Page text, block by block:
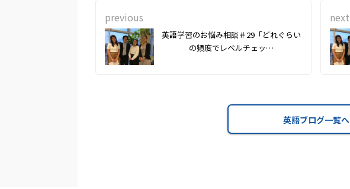
previous
英語学習のお悩み相談＃29「どれぐらい
の頻度でレベルチェッ…
next
英語ブログ一覧へ